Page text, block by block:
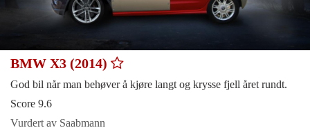
BMW X3 (2014)
God bil når man behøver å kjøre langt og krysse fjell året rundt.
Score 9.6
Vurdert av Saabmann